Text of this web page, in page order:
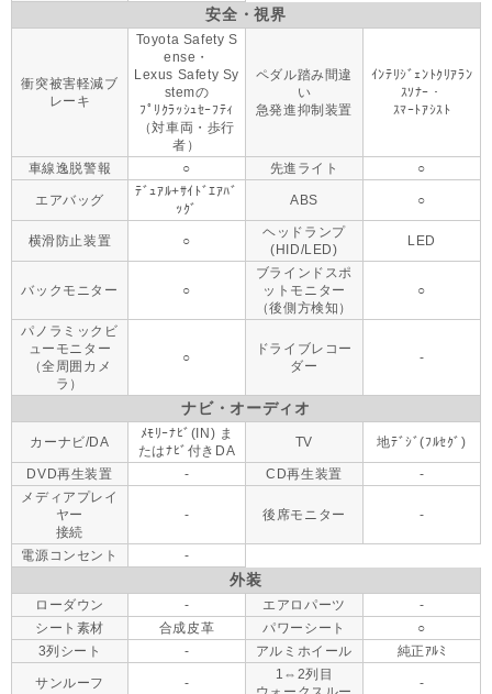
安全・視界
衝突被害軽減ブ
レーキ
Toyota Safety S
ense・
Lexus Safety Sy
stemの
ﾌﾟﾘｸﾗｯｼｭｾｰﾌﾃｨ
（対車両・歩行
者）
ペダル踏み間違
い
急発進抑制装置
ｲﾝﾃﾘｼﾞｪﾝﾄｸﾘｱﾗﾝ
ｽｿﾅｰ・
ｽﾏｰﾄｱｼｽﾄ
車線逸脱警報 ○ 先進ライト ○
エアバッグ
ﾃﾞｭｱﾙ+ｻｲﾄﾞｴｱﾊﾞ
ｯｸﾞ
ABS ○
横滑防止装置 ○
ヘッドランプ
(HID/LED)
LED
バックモニター ○
ブラインドスポ
ットモニター
（後側方検知）
○
パノラミックビ
ューモニター
（全周囲カメ
ラ）
○
ドライブレコー
ダー
-
ナビ・オーディオ
カーナビ/DA
ﾒﾓﾘｰﾅﾋﾞ(IN) ま
たはﾅﾋﾞ付きDA
TV 地ﾃﾞｼﾞ(ﾌﾙｾｸﾞ)
DVD再生装置 - CD再生装置
-
メディアプレイ
ヤー
接続
- 後席モニター -
電源コンセント -
外装
ローダウン - エアロパーツ
-
シート素材
合成皮革 パワーシート
○
3列シート
- アルミホイール 純正ｱﾙﾐ
サンルーフ -
1⇔2列目
-